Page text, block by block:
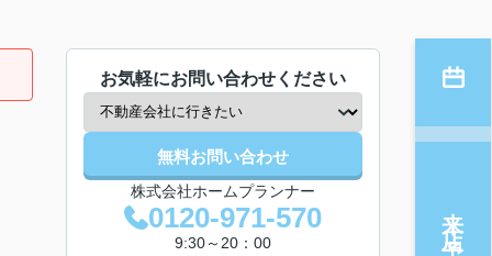
お気軽にお問い合わせください
無料お問い合わせ
株式会社ホームプランナー
0120-971-570
9:30～20：00
来店予約